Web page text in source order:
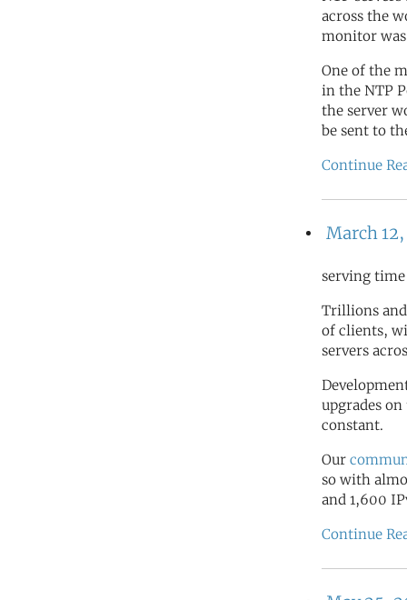
across the
monitor
One of the
in the NTP
the server
be sent to
Continue
March
serving
Trillions
of clients,
servers
upgrades
constant.
Our
so with
and 1,600
Continue